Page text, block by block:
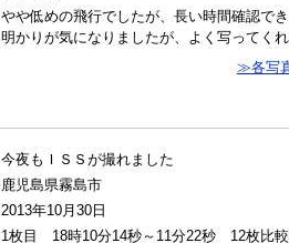
やや低めの飛行でしたが、長い時間確認で
明かりが気になりましたが、よく写ってくれ
≫各写
今夜もＩＳＳが撮れました
鹿児島県霧島市
2013年10月30日
1枚目 18時10分14秒～11分22秒 12枚比